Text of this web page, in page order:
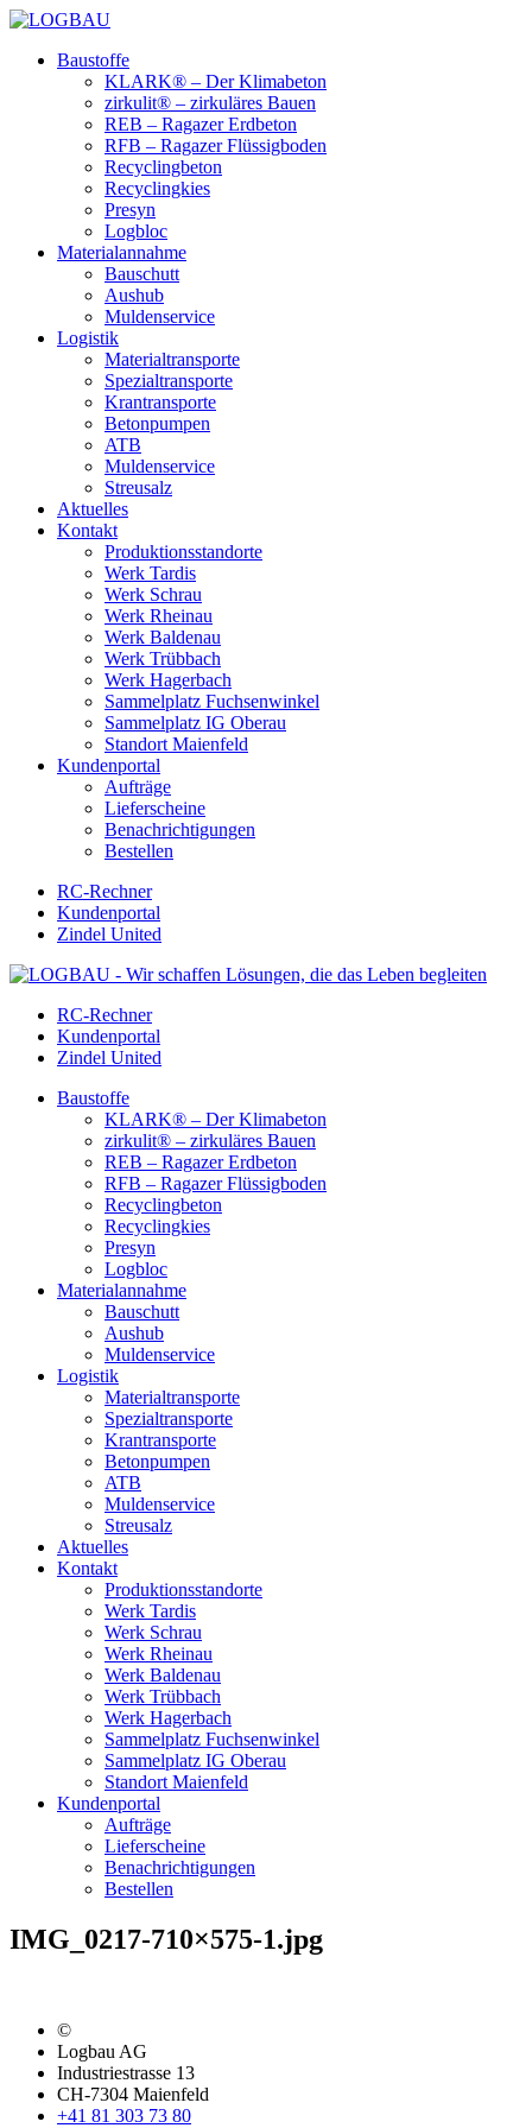
Baustoffe
KLARK® – Der Klimabeton
zirkulit® – zirkuläres Bauen
REB – Ragazer Erdbeton
RFB – Ragazer Flüssigboden
Recyclingbeton
Recyclingkies
Presyn
Logbloc
Materialannahme
Bauschutt
Aushub
Muldenservice
Logistik
Materialtransporte
Spezialtransporte
Krantransporte
Betonpumpen
ATB
Muldenservice
Streusalz
Aktuelles
Kontakt
Produktionsstandorte
Werk Tardis
Werk Schrau
Werk Rheinau
Werk Baldenau
Werk Trübbach
Werk Hagerbach
Sammelplatz Fuchsenwinkel
Sammelplatz IG Oberau
Standort Maienfeld
Kundenportal
Aufträge
Lieferscheine
Benachrichtigungen
Bestellen
RC-Rechner
Kundenportal
Zindel United
RC-Rechner
Kundenportal
Zindel United
Baustoffe
KLARK® – Der Klimabeton
zirkulit® – zirkuläres Bauen
REB – Ragazer Erdbeton
RFB – Ragazer Flüssigboden
Recyclingbeton
Recyclingkies
Presyn
Logbloc
Materialannahme
Bauschutt
Aushub
Muldenservice
Logistik
Materialtransporte
Spezialtransporte
Krantransporte
Betonpumpen
ATB
Muldenservice
Streusalz
Aktuelles
Kontakt
Produktionsstandorte
Werk Tardis
Werk Schrau
Werk Rheinau
Werk Baldenau
Werk Trübbach
Werk Hagerbach
Sammelplatz Fuchsenwinkel
Sammelplatz IG Oberau
Standort Maienfeld
Kundenportal
Aufträge
Lieferscheine
Benachrichtigungen
Bestellen
IMG_0217-710×575-1.jpg
©
Logbau AG
Industriestrasse 13
CH-7304 Maienfeld
+41 81 303 73 80